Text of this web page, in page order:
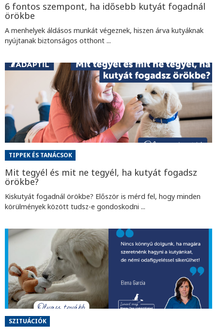
6 fontos szempont, ha idősebb kutyát fogadnál
örökbe
A menhelyek áldásos munkát végeznek, hiszen árva kutyáknak
nyújtanak biztonságos otthont ...
TIPPEK ÉS TANÁCSOK
Mit tegyél és mit ne tegyél, ha kutyát fogadsz
örökbe?
Kiskutyát fogadnál örökbe? Először is mérd fel, hogy minden
körülmények között tudsz-e gondoskodni ...
SZITUÁCIÓK